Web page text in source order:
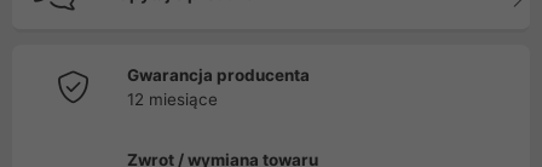
Gwarancja producenta
12 miesiące
Zwrot / wymiana towaru